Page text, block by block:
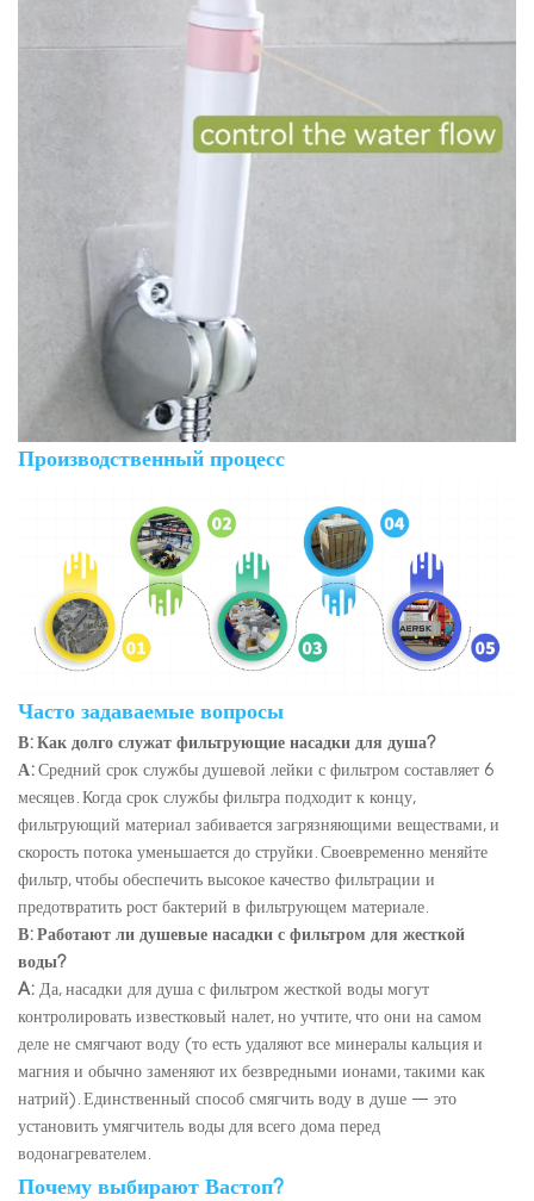
Производственный процесс
Часто задаваемые вопросы
В: Как долго служат фильтрующие насадки для душа?
А: Средний срок службы душевой лейки с фильтром составляет 6
месяцев. Когда срок службы фильтра подходит к концу,
фильтрующий материал забивается загрязняющими веществами, и
скорость потока уменьшается до струйки. Своевременно меняйте
фильтр, чтобы обеспечить высокое качество фильтрации и
предотвратить рост бактерий в фильтрующем материале.
В: Работают ли душевые насадки с фильтром для жесткой
воды?
A: Да, насадки для душа с фильтром жесткой воды могут
контролировать известковый налет, но учтите, что они на самом
деле не смягчают воду (то есть удаляют все минералы кальция и
магния и обычно заменяют их безвредными ионами, такими как
натрий). Единственный способ смягчить воду в душе — это
установить умягчитель воды для всего дома перед
водонагревателем.
Почему выбирают Вастоп?